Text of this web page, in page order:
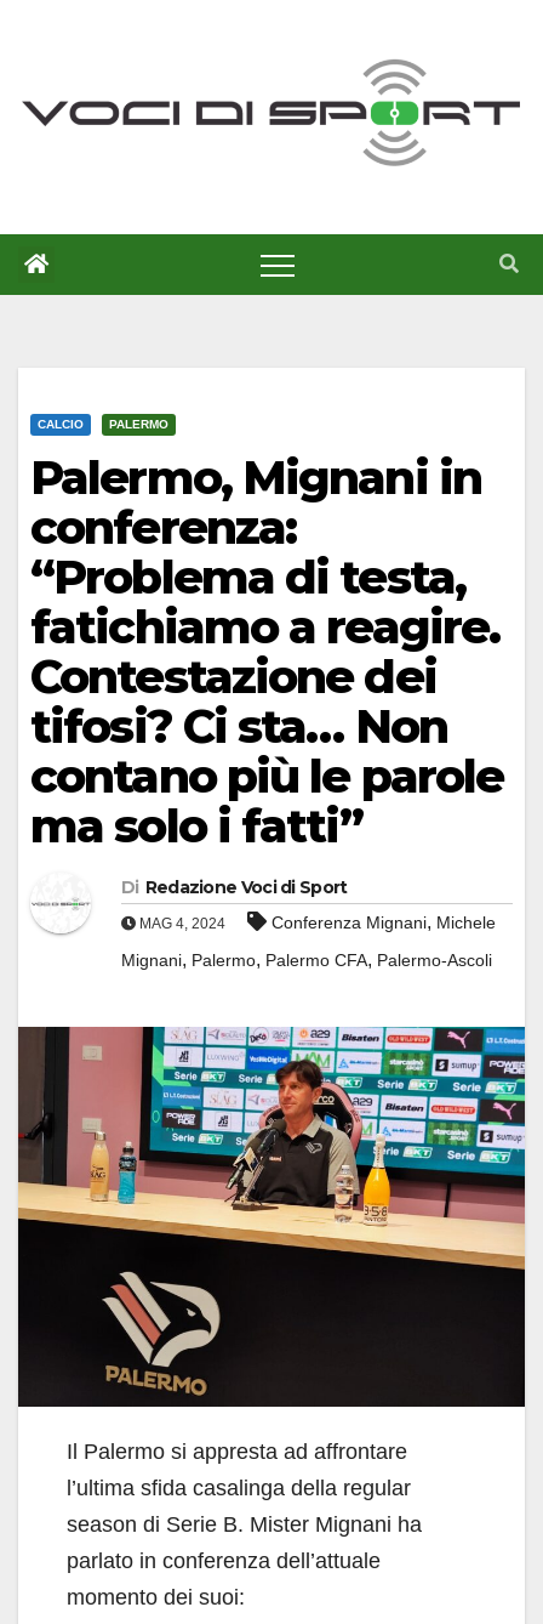
CALCIO PALERMO
Palermo, Mignani in
conferenza:
“Problema di testa,
fatichiamo a reagire.
Contestazione dei
tifosi? Ci sta… Non
contano più le parole
ma solo i fatti”
Di Redazione Voci di Sport
MAG 4, 2024 Conferenza Mignani, Michele
Mignani, Palermo, Palermo CFA, Palermo-Ascoli
Il Palermo si appresta ad affrontare
l’ultima sfida casalinga della regular
season di Serie B. Mister Mignani ha
parlato in conferenza dell’attuale
momento dei suoi: